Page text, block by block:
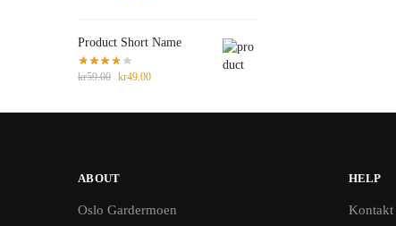
Product Short Name
kr59.00 kr49.00
ABOUT
Oslo Gardermoen
HELP
Kontakt